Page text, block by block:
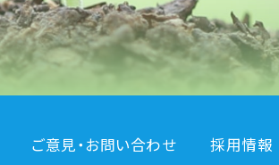
ご意見・お問い合わせ 採用情報